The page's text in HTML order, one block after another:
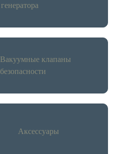
генератора
Вакуумные клапаны
безопасности
Аксессуары